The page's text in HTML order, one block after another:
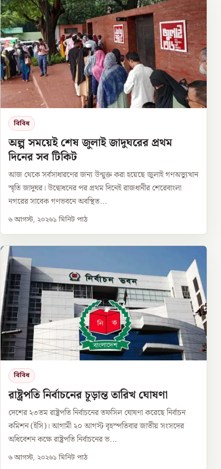
বিবিধ
অল্প সময়েই শেষ জুলাই জাদুঘরের প্রথম
দিনের সব টিকিট
আজ থেকে সর্বসাধারণের জন্য উন্মুক্ত করা হয়েছে জুলাই গণঅভ্যুত্থান
স্মৃতি জাদুঘর। উদ্বোধনের পর প্রথম দিনেই রাজধানীর শেরেবাংলা
নগরের সাবেক গণভবনে অবস্থিত...
৬ আগস্ট, ২০২৬১ মিনিট পাঠ
বিবিধ
রাষ্ট্রপতি নির্বাচনের চূড়ান্ত তারিখ ঘোষণা
দেশের ২৩তম রাষ্ট্রপতি নির্বাচনের তফসিল ঘোষণা করেছে নির্বাচন
কমিশন (ইসি)। আগামী ২০ আগস্ট বৃহস্পতিবার জাতীয় সংসদের
অধিবেশন কক্ষে রাষ্ট্রপতি নির্বাচনের ভ...
৬ আগস্ট, ২০২৬১ মিনিট পাঠ